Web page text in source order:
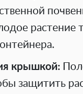
растение
крышкой:
защитить